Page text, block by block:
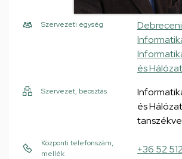
Szervezeti egység
és
Szervezet, beosztás
és
Központi telefonszám,
mellék
+36 52